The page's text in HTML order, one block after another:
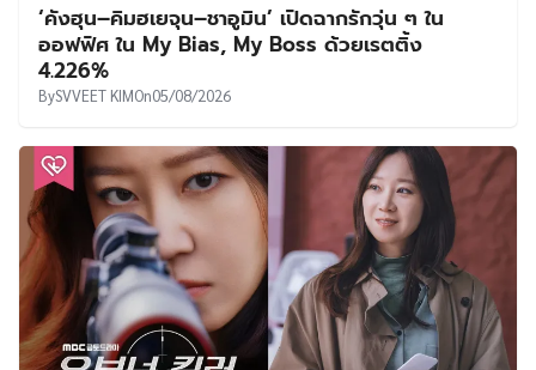
‘คังฮุน–คิมฮเยจุน–ชาอูมิน’ เปิดฉากรักวุ่น ๆ ใน
ออฟฟิศ ใน My Bias, My Boss ด้วยเรตติ้ง
4.226%
BySVVEET KIMOn05/08/2026